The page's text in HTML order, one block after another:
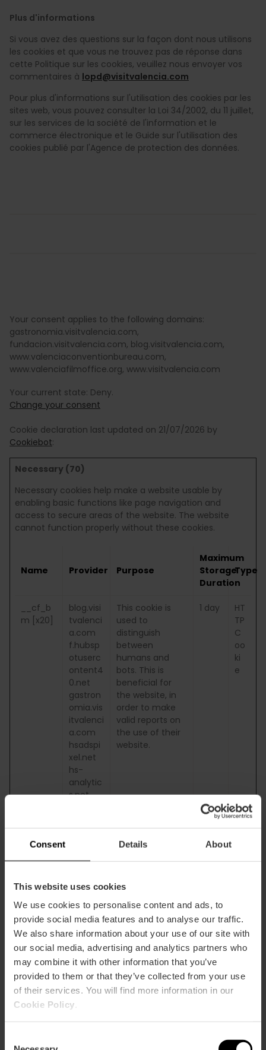
Consent Details About
This website uses cookies
We use cookies to personalise content and ads, to
provide social media features and to analyse our traffic.
We also share information about your use of our site with
our social media, advertising and analytics partners who
may combine it with other information that you’ve
provided to them or that they’ve collected from your use
of their services. You will find more information in our
Cookie Policy
Plus d'informations
Si vous avez des questions sur la façon dont nous utilisons
les cookies et que vous ne trouvez pas de réponse dans
cette Politique sur les cookies, veuillez nous envoyer vos
commentaires à lopd@visitvalencia.com
Pour plus d'informations sur l'utilisation des cookies par les
sites web, vous pouvez consulter la Loi 34/2002, du 11 juillet,
sur les services de la société de l'information et le
commerce électronique et le Guide sur l'utilisation des
cookies publié par l'Agence de protection des données.
Your consent applies to the following domains:
gastronomia.visitvalencia.com,
fundacion.visitvalencia.com, blog.visitvalencia.com,
www.valenciaconventionbureau.com,
www.valenciafilmoffice.org, www.visitvalencia.com
Your current state: Deny.
Change your consent
Cookie declaration last updated on 21/07/2026 by
Cookiebot:
Necessary (70)
Necessary cookies help make a website usable by
enabling basic functions like page navigation and
access to secure areas of the website. The website
cannot function properly without these cookies.
Name Provider Purpose
Maximum
Storage
Duration
Type
__cf_b
m [x20]
blog.visi
tvalenci
a.com
f.hubsp
otuserc
ontent4
0.net
gastron
omia.vis
itvalenci
a.com
hsadspi
xel.net
hs-
analytic
s.net
hs-
.net
hs-
scripts.c
om
hs-
sites.co
m
hubapi.
com
hubspot
This cookie is
used to
distinguish
between
humans and
bots. This is
beneficial for
the website, in
order to make
valid reports on
the use of their
website.
1 day
HT
TP
C
oo
ki
e